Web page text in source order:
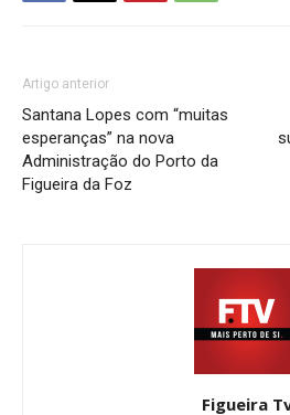
Artigo anterior
Santana Lopes com “muitas
esperanças” na nova
Administração do Porto da
Figueira da Foz
Figueira